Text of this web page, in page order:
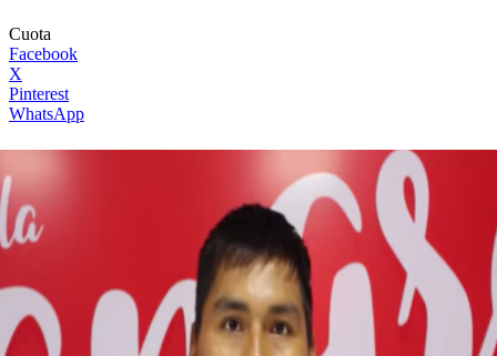
Cuota
Facebook
X
Pinterest
WhatsApp